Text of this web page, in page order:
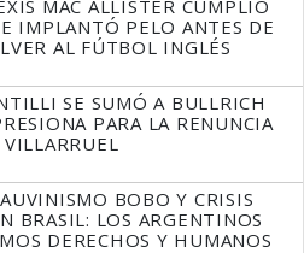
MAC ALLISTER CUMPLIÓ
IMPLANTÓ PELO ANTES DE
AL FÚTBOL INGLÉS
SE SUMÓ A BULLRICH
PARA LA RENUNCIA
VILLARRUEL
BOBO Y CRISIS
BRASIL: LOS ARGENTINOS
DERECHOS Y HUMANOS